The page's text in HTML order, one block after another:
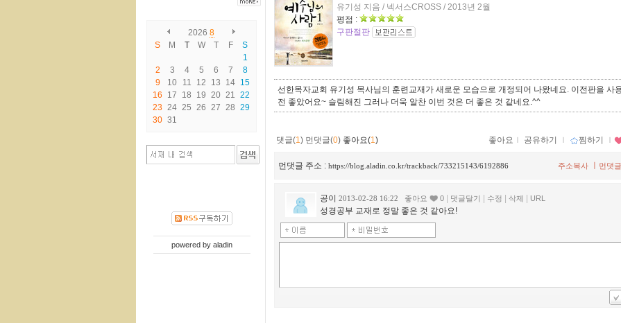
2026 8
S
M T W T F
S
1
2
3 4 5 6 7
8
9
10 11 12 13 14 15
16
17 18 19 20 21 22
23 24 25 26 27 28 29
30 31
powered by aladin
유기성 지음 / 넥서스CROSS / 2013년 2월
평점 :
구판절판
선한목자교회 유기성 목사님의 훈련교재가 새로운 모습으로 개정되어 나왔네요. 이전판을 사
전 좋았어요~ 슬림해진 그러나 더욱 알찬 이번 것은 더 좋은 것 같네요.^^
댓글(1) 먼댓글(0) 좋아요(1) 좋아요 ｌ 공유하기 ｌ 찜하기 ｌ
먼댓글 주소 : https://blog.aladin.co.kr/trackback/733215143/6192886 먼댓
주소복사
공이 2013-02-28 16:22 좋아요 0 댓글달기 수정 삭제 URL
성경공부 교재로 정말 좋은 것 같아요!